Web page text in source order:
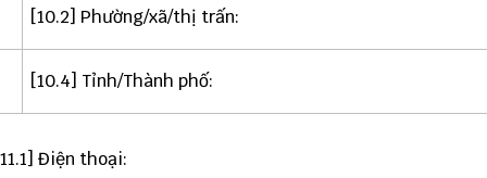
[10.2] Phường/xã/thị trấn:
[10.4] Tỉnh/Thành phố:
Điện thoại: